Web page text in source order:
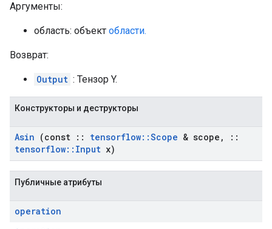
Аргументы:
область: объект области.
Возврат:
Output : Тензор Y.
Конструкторы и деструкторы
Asin (const :: tensorflow::Scope & scope ,
::
tensorflow:: Input x)
Публичные атрибуты
operation